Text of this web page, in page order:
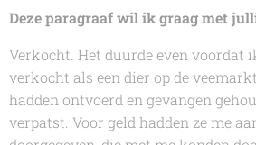
Deze paragraaf wil ik graag met
Verkocht. Het duurde even voordat
verkocht als een dier op de
hadden ontvoerd en gevangen
verpatst. Voor geld hadden ze me